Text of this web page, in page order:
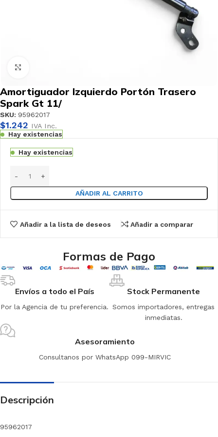
Amortiguador Izquierdo Portón Trasero
Spark Gt 11/
SKU: 95962017
$1.242 IVA Inc.
Hay existencias
Hay existencias
AÑADIR AL CARRITO
Añadir a la lista de deseos Añadir a comparar
Formas de Pago
Envíos a todo el País
Por la Agencia de tu preferencia.
Stock Permanente
Somos importadores, entregas
inmediatas.
Asesoramiento
Consultanos por WhatsApp 099-MIRVIC
Descripción
95962017